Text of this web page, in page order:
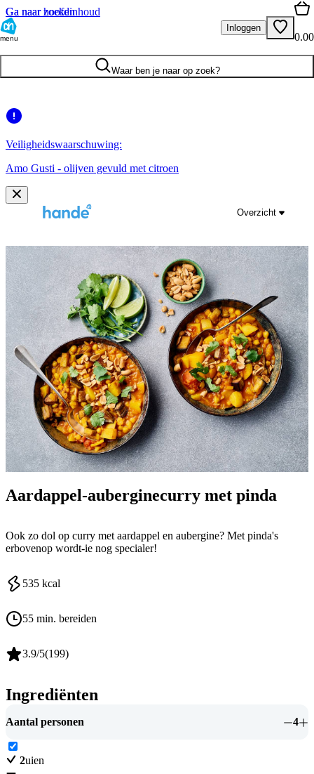
Ga naar hoofdinhoud
Ga naar zoeken
menu
Inloggen
0.00
Waar ben je naar op zoek?
Veiligheidswaarschuwing:
Amo Gusti - olijven gevuld met citroen
Overzicht
Aardappel-auberginecurry met pinda
Ook zo dol op curry met aardappel en aubergine? Met pinda's
erbovenop wordt-ie nog specialer!
535 kcal
55 min. bereiden
3.9/5(199)
Ingrediënten
Aantal personen 4
2uien